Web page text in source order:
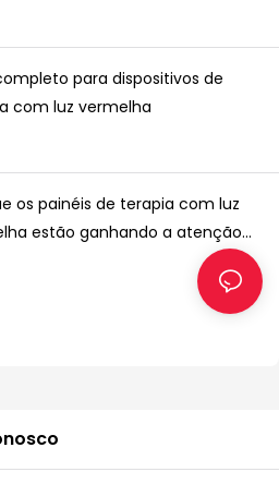
para dispositivos de
com luz vermelha
os painéis de terapia com luz
estão ganhando a atenção
em todo o mundo?